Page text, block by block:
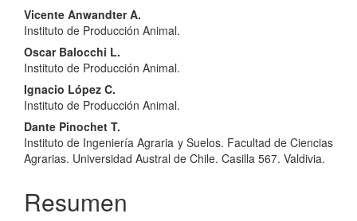
Contenido
principal
del
artículo
Vicente Anwandter A.
Instituto de Producción Animal.
Oscar Balocchi L.
Instituto de Producción Animal.
Ignacio López C.
Instituto de Producción Animal.
Dante Pinochet T.
Instituto de Ingeniería Agraria y Suelos. Facultad de Ciencias
Agrarias. Universidad Austral de Chile. Casilla 567. Valdivia.
Resumen